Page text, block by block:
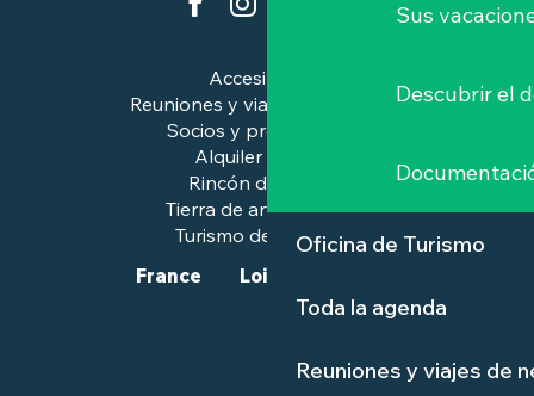
Sus
Descubrir el
Oficina de Turismo
Toda la agenda
Reuniones y viajes de
Accesibilidad
Reuniones y viajes de negocios
Socios y profesionales
Alquiler de salas
Rincón de prensa
Tierra de arte e historia
Turismo de calidad™.
France
Loire-Atlantique